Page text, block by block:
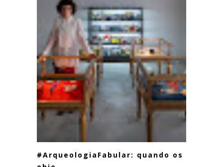
#ArqueologiaFabular: quando os